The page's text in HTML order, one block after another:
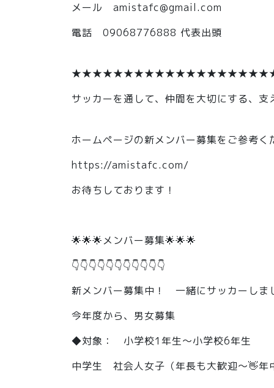
メール amistafc@gmail.com
電話 09068776888 代表出頭
サッカーを通して、仲間を大切にする、
ホームページの新メンバー募集をご参考く
https://amistafc.com/
​お待ちしております！
🌟🌟🌟メンバー募集🌟🌟🌟
👇👇👇👇👇👇👇👇👇👇👇
新メンバー募集中！ 一緒にサッカーしま
​今年度から、男女募集
◆対象： 小学校1年生～小学校6年生
中学生 社会人女子（年長も大歓迎〜👋年